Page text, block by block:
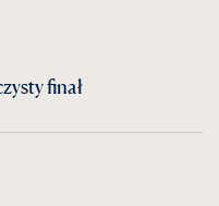
finał